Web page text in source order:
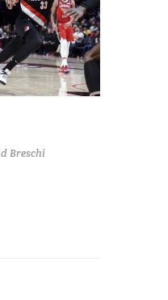
Breschi